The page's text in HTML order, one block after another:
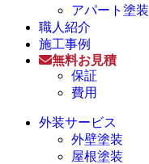
アパート塗装
職人紹介
施工事例
無料お見積
保証
費用
外装サービス
外壁塗装
屋根塗装